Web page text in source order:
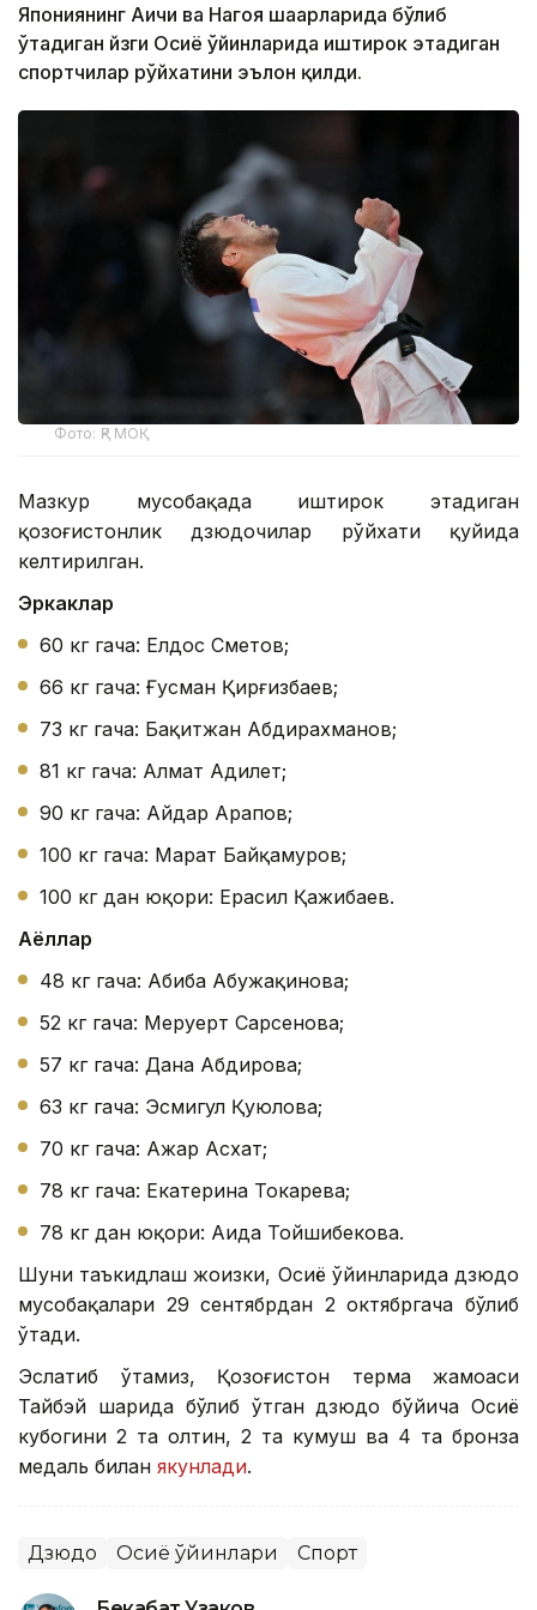
Япониянинг Аичи ва Нагоя шаҳарларида бўлиб
ўтадиган йзги Осиё ўйинларида иштирок этадиган
спортчилар рўйхатини эълон қилди.
Фото: ҚР МОҚ
Мазкур мусобақада иштирок этадиган
қозоғистонлик дзюдочилар рўйхати қуйида
келтирилган.
Эркаклар
60 кг гача: Елдос Сметов;
66 кг гача: Ғусман Қирғизбаев;
73 кг гача: Бақитжан Абдирахманов;
81 кг гача: Алмат Адилет;
90 кг гача: Айдар Арапов;
100 кг гача: Марат Байқамуров;
100 кг дан юқори: Ерасил Қажибаев.
Аёллар
48 кг гача: Абиба Абужақинова;
52 кг гача: Меруерт Сарсенова;
57 кг гача: Дана Абдирова;
63 кг гача: Эсмигул Қуюлова;
70 кг гача: Ажар Асхат;
78 кг гача: Екатерина Токарева;
78 кг дан юқори: Аида Тойшибекова.
Шуни таъкидлаш жоизки, Осиё ўйинларида дзюдо
мусобақалари 29 сентябрдан 2 октябргача бўлиб
ўтади.
Эслатиб ўтамиз, Қозоғистон терма жамоаси
Тайбэй шаҳрида бўлиб ўтган дзюдо бўйича Осиё
кубогини 2 та олтин, 2 та кумуш ва 4 та бронза
медаль билан якунлади.
Дзюдо Осиё ўйинлари Спорт